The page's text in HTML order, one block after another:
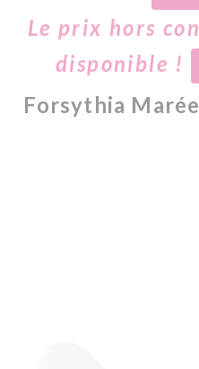
Le prix hors
disponible !
Forsythia